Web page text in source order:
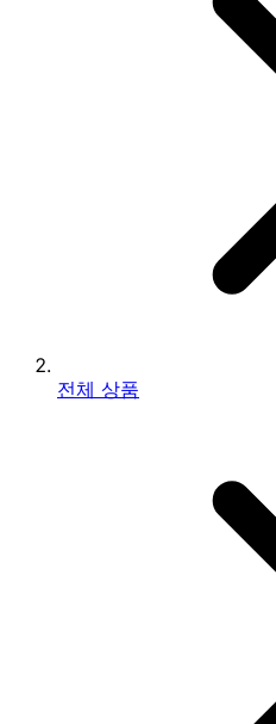
전체 상품